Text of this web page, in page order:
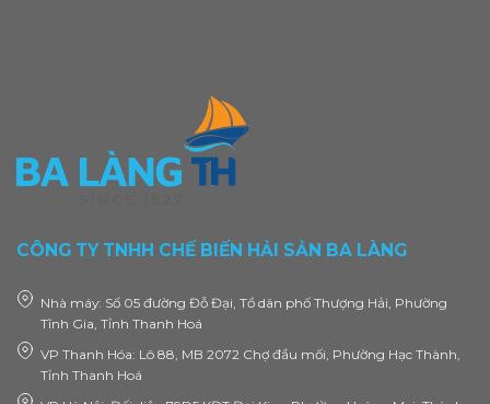
CÔNG TY TNHH CHẾ BIẾN HẢI SẢN BA LÀNG
Nhà máy: Số 05 đường Đỗ Đại, Tổ dân phố Thượng Hải, Phường
Tĩnh Gia, Tỉnh Thanh Hoá
VP Thanh Hóa: Lô 88, MB 2072 Chợ đầu mối, Phường Hạc Thành,
Tỉnh Thanh Hoá